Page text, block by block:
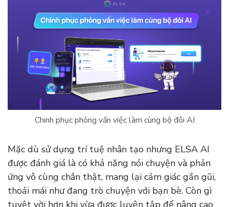
Chinh phục phỏng vấn việc làm cùng bộ đôi AI
Mặc dù sử dụng trí tuệ nhân tạo nhưng ELSA AI
được đánh giá là có khả năng nói chuyện và phản
ứng vô cùng chân thật, mang lại cảm giác gần gũi,
thoải mái như đang trò chuyện với bạn bè. Còn gì
tuyệt vời hơn khi vừa được luyện tập để nâng cao